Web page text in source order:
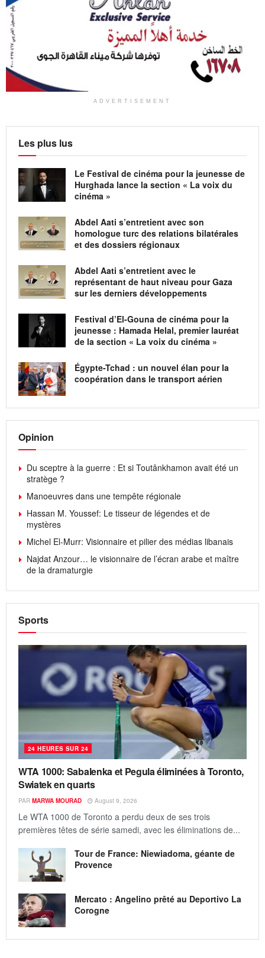
ADVERTISEMENT
Les plus lus
Le Festival de cinéma pour la jeunesse de
Hurghada lance la section « La voix du
cinéma »
Abdel Aati s’entretient avec son
homologue turc des relations bilatérales
et des dossiers régionaux
Abdel Aati s’entretient avec le
représentant de haut niveau pour Gaza
sur les derniers développements
Festival d’El-Gouna de cinéma pour la
jeunesse : Hamada Helal, premier lauréat
de la section « La voix du cinéma »
Égypte-Tchad : un nouvel élan pour la
coopération dans le transport aérien
Opinion
Du sceptre à la guerre : Et si Toutânkhamon avait été un
stratège ?
Manoeuvres dans une tempête régionale
Hassan M. Youssef: Le tisseur de légendes et de
mystères
Michel El-Murr: Visionnaire et pilier des médias libanais
Najdat Anzour… le visionnaire de l’écran arabe et maître
de la dramaturgie
Sports
24 HEURES SUR 24
WTA 1000: Sabalenka et Pegula éliminées à Toronto,
Swiatek en quarts
PAR MARWA MOURAD August 9, 2026
Le WTA 1000 de Toronto a perdu deux de ses trois
premières têtes de série samedi, avec les éliminations de...
Tour de France: Niewiadoma, géante de
Provence
Mercato : Angelino prêté au Deportivo La
Corogne